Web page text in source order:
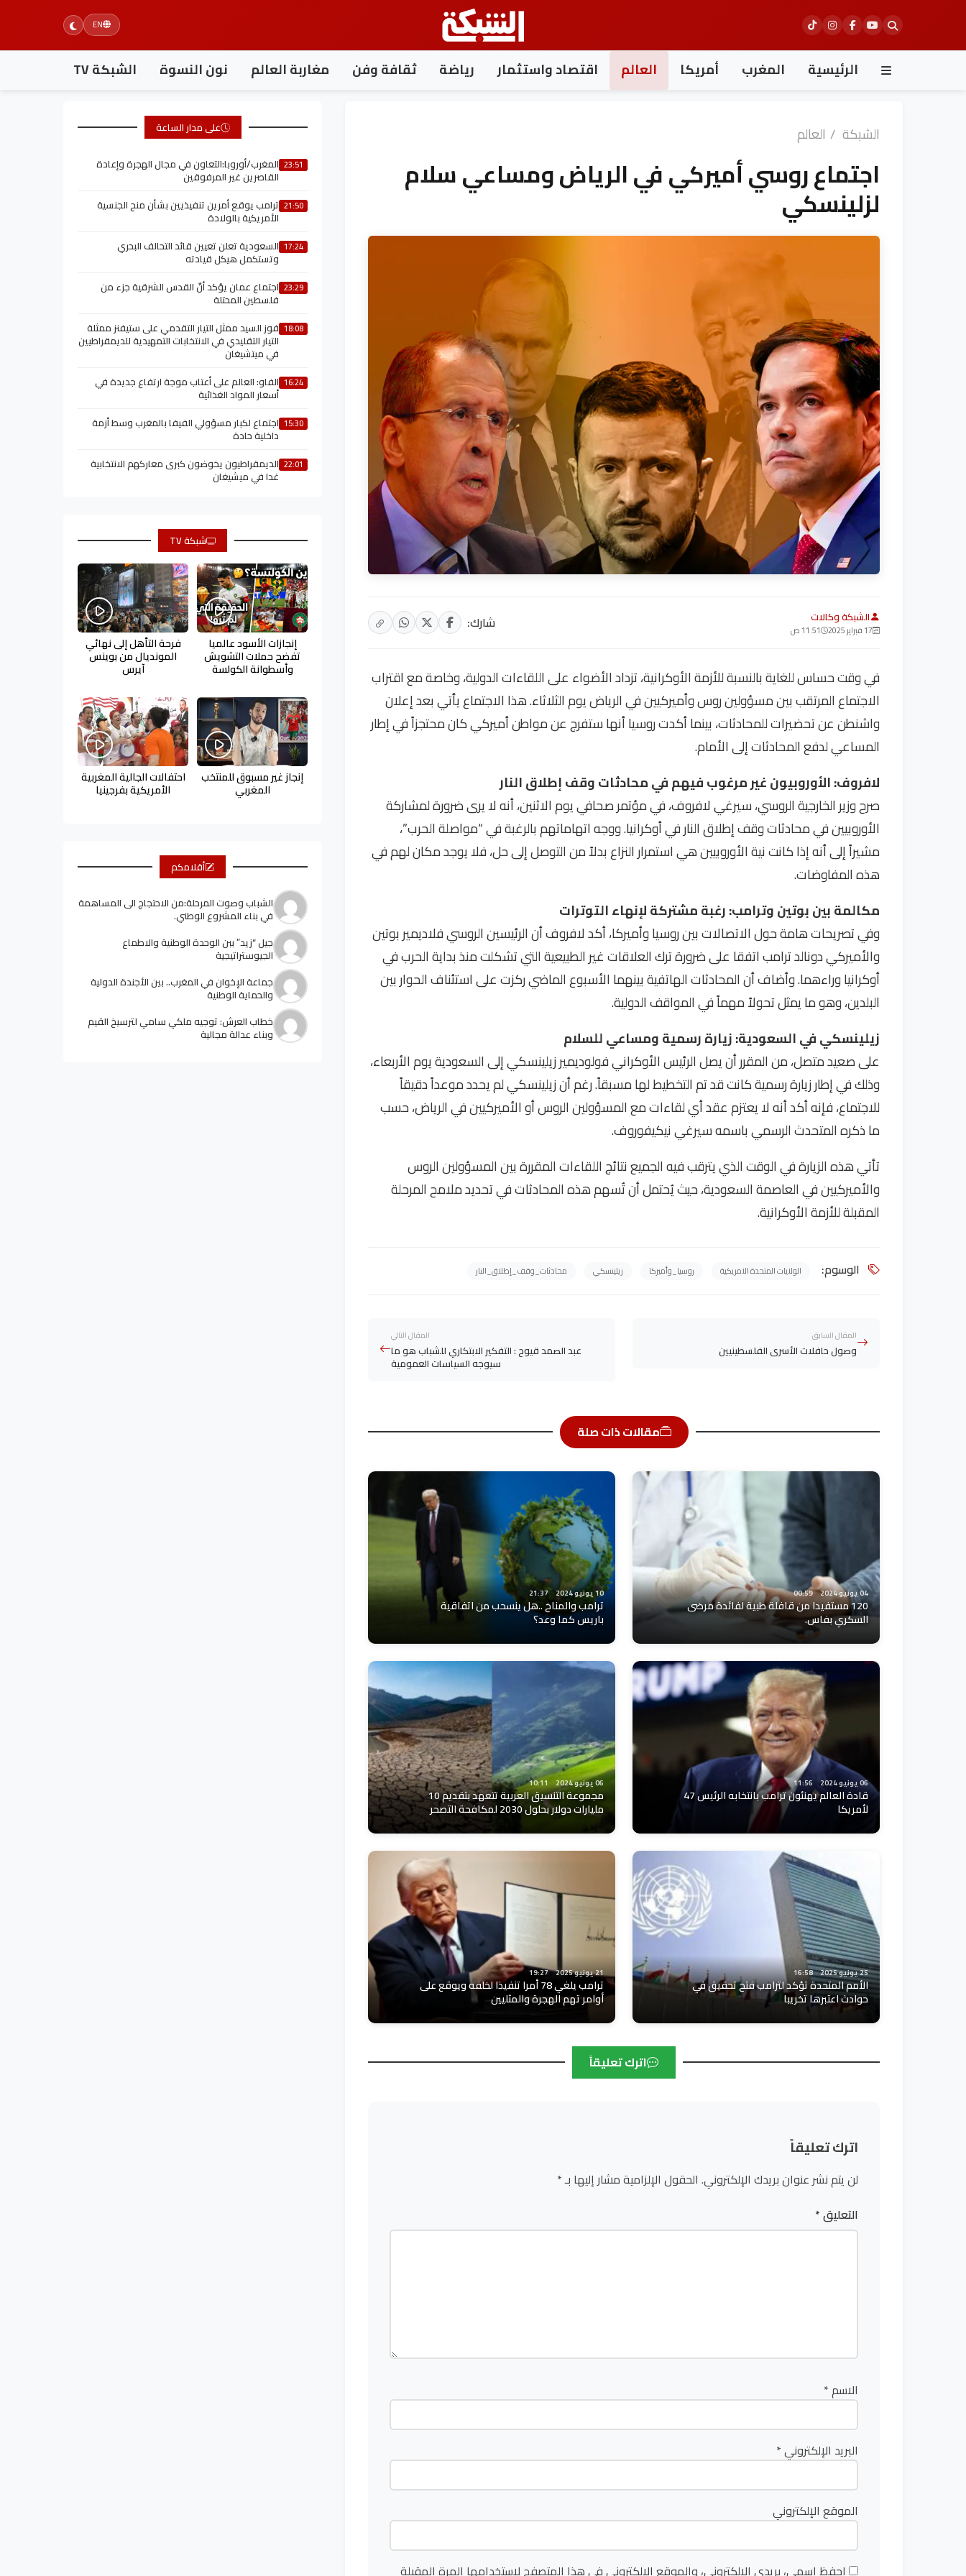
EN
الرئيسية المغرب أمريكا العالم اقتصاد واستثمار رياضة ثقافة وفن مغاربة العالم نون النسوة الشبكة TV
الشبكة / العالم
اجتماع روسي أميركي في الرياض ومساعي سلام
لزلينسكي
الشبكة وكالات
17 فبراير 2025 11:51 ص شارك:
في وقت حساس للغاية بالنسبة للأزمة الأوكرانية، تزداد الأضواء على اللقاءات الدولية، وخاصة مع اقتراب
الاجتماع المرتقب بين مسؤولين روس وأميركيين في الرياض يوم الثلاثاء. هذا الاجتماع يأتي بعد إعلان
واشنطن عن تحضيرات للمحادثات، بينما أكدت روسيا أنها ستفرج عن مواطن أميركي كان محتجزاً في إطار
المساعي لدفع المحادثات إلى الأمام.
لافروف: الأوروبيون غير مرغوب فيهم في محادثات وقف إطلاق النار
صرح وزير الخارجية الروسي، سيرغي لافروف، في مؤتمر صحافي يوم الاثنين، أنه لا يرى ضرورة لمشاركة
الأوروبيين في محادثات وقف إطلاق النار في أوكرانيا. ووجه اتهاماتهم بالرغبة في “مواصلة الحرب”،
مشيراً إلى أنه إذا كانت نية الأوروبيين هي استمرار النزاع بدلاً من التوصل إلى حل، فلا يوجد مكان لهم في
هذه المفاوضات.
مكالمة بين بوتين وترامب: رغبة مشتركة لإنهاء التوترات
وفي تصريحات هامة حول الاتصالات بين روسيا وأميركا، أكد لافروف أن الرئيسين الروسي فلاديمير بوتين
والأميركي دونالد ترامب اتفقا على ضرورة ترك العلاقات غير الطبيعية التي تشكلت منذ بداية الحرب في
أوكرانيا وراءهما. وأضاف أن المحادثات الهاتفية بينهما الأسبوع الماضي ركزت على استئناف الحوار بين
البلدين، وهو ما يمثل تحولاً مهماً في المواقف الدولية.
زيلينسكي في السعودية: زيارة رسمية ومساعي للسلام
على صعيد متصل، من المقرر أن يصل الرئيس الأوكراني فولوديمير زيلينسكي إلى السعودية يوم الأربعاء،
وذلك في إطار زيارة رسمية كانت قد تم التخطيط لها مسبقاً. رغم أن زيلينسكي لم يحدد موعداً دقيقاً
للاجتماع، فإنه أكد أنه لا يعتزم عقد أي لقاءات مع المسؤولين الروس أو الأميركيين في الرياض، حسب
ما ذكره المتحدث الرسمي باسمه سيرغي نيكيفوروف.
تأتي هذه الزيارة في الوقت الذي يترقب فيه الجميع نتائج اللقاءات المقررة بين المسؤولين الروس
والأميركيين في العاصمة السعودية، حيث يُحتمل أن تُسهم هذه المحادثات في تحديد ملامح المرحلة
المقبلة للأزمة الأوكرانية.
الوسوم: الولايات المتحدة الامريكية روسيا_وأميركا زيلينسكي محادثات_وقف_إطلاق_النار
المقال السابق
وصول حافلات الأسرى الفلسطينيين
المقال التالي
عبد الصمد قيوح : التفكير الابتكاري للشباب هو ما
سيوجه السياسات العمومية
مقالات ذات صلة
04 يونيو 2024 00:59
120 مستفيدا من قافلة طبية لفائدة مرضى
السكري بفاس.
10 يونيو 2024 21:37
ترامب والمناخ ..هل ينسحب من اتفاقية
باريس كما وعد؟
06 يونيو 2024 11:56
قادة العالم يهنئون ترامب بانتخابه الرئيس 47
لأمريكا
06 يونيو 2024 10:11
مجموعة التنسيق العربية تتعهد بتقديم 10
مليارات دولار بحلول 2030 لمكافحة التصحر
25 يونيو 2025 16:58
الأمم المتحدة تؤكد لترامب فتح تحقيق في
حوادث اعتبرها تخريبا
21 يونيو 2025 19:27
ترامب يلغي 78 أمرا تنفيذا لخلفه ويوقع على
أوامر تهم الهجرة والمثليين
اترك تعليقاً
اترك تعليقاً
لن يتم نشر عنوان بريدك الإلكتروني. الحقول الإلزامية مشار إليها بـ*
التعليق*
الاسم*
البريد الإلكتروني*
الموقع الإلكتروني
احفظ اسمي، بريدي الإلكتروني، والموقع الإلكتروني في هذا المتصفح لاستخدامها المرة المقبلة
على مدار الساعة
23:51 المغرب/أوروبا:التعاون في مجال الهجرة وإعادة
القاصرين غير المرفوقين
21:50 ترامب يوقع أمرين تنفيذيين بشأن منح الجنسية
الأمريكية بالولادة
17:24 السعودية تعلن تعيين قائد التحالف البحري
وتستكمل هيكل قيادته
23:29 اجتماع عمان يؤكد أنّ القدس الشرقية جزء من
فلسطين المحتلة
18:08 فوز السيد ممثل التيار التقدمي على ستيفنز ممثلة
التيار التقليدي في الانتخابات التمهيدية للديمقراطيين
في ميتشيغان
16:24 الفاو: العالم على أعتاب موجة ارتفاع جديدة في
أسعار المواد الغذائية
15:30 اجتماع لكبار مسؤولي الفيفا بالمغرب وسط أزمة
داخلية حادة
22:01 الديمقراطيون يخوضون كبرى معاركهم الانتخابية
غدا في ميشيغان
شبكة TV
إنجازات الأسود عالميا
تفضح حملات التشويش
وأسطوانة الكولسة
فرحة التأهل إلى نهائي
المونديال من بوينس
آيرس
إنجاز غير مسبوق للمنتخب
المغربي
احتفالات الجالية المغربية
الأمريكية بفرجينيا
أقلامكم
الشباب وصوت المرحلة:من الاحتجاج الى المساهمة
في بناء المشروع الوطني.
جيل “زيد” ببن الوحدة الوطنية والاطماع
الجيوستراتيجية
جماعة الإخوان في المغرب.. بين الأجندة الدولية
والحماية الوطنية
خطاب العرش: توجيه ملكي سامي لترسيخ القيم
وبناء عدالة مجالية